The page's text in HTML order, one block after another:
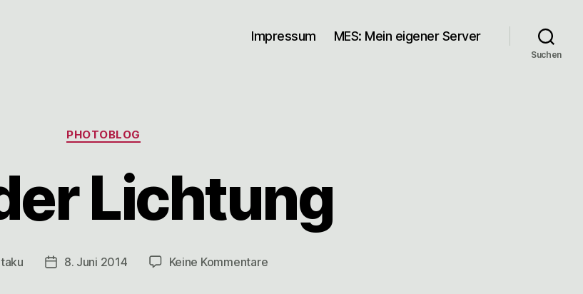
Impressum MES: Mein eigener Server
Suchen
Kategorien
PHOTOBLOG
Lichtung
Veröffentlichungsdatum
8. Juni 2014 Keine Kommentarezu